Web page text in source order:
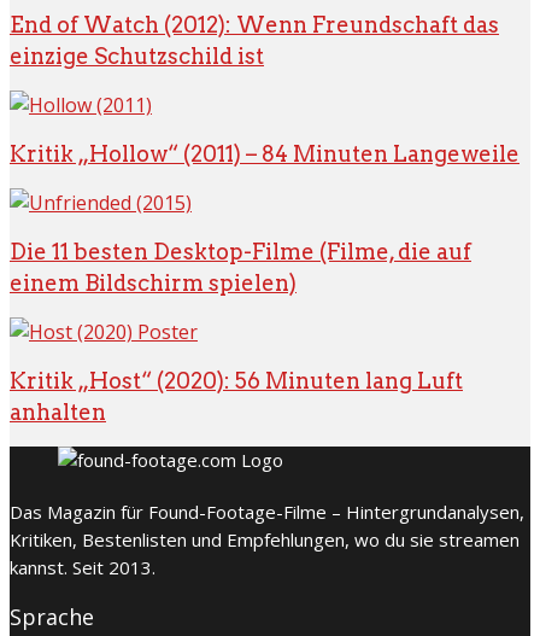
End of Watch (2012): Wenn Freundschaft das
einzige Schutzschild ist
Kritik „Hollow“ (2011) – 84 Minuten Langeweile
Die 11 besten Desktop-Filme (Filme, die auf
einem Bildschirm spielen)
Kritik „Host“ (2020): 56 Minuten lang Luft
anhalten
Das Magazin für Found-Footage-Filme – Hintergrundanalysen,
Kritiken, Bestenlisten und Empfehlungen, wo du sie streamen
kannst. Seit 2013.
Sprache